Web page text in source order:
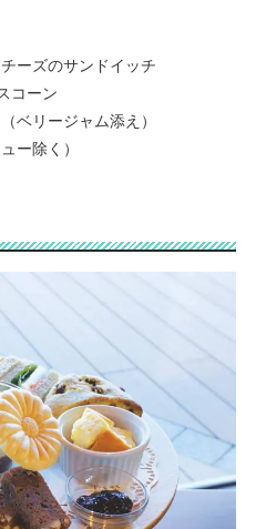
ーズのサンドイッチ
コーン
ベリージャム添え）
ー除く）